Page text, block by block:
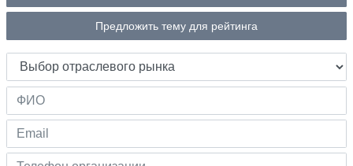
Предложить тему для рейтинга